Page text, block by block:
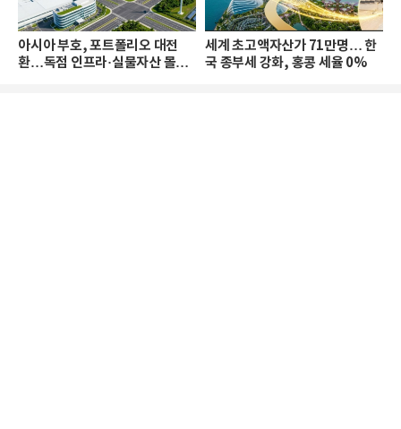
아시아 부호, 포트폴리오 대전
환…독점 인프라·실물자산 몰린
세계 초고액자산가 71만명… 한
국 종부세 강화, 홍콩 세율 0%